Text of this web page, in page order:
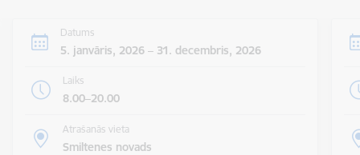
Datums
5. janvāris, 2026 – 31. decembris, 2026
Laiks
8.00–20.00
Atrašanās vieta
Smiltenes novads